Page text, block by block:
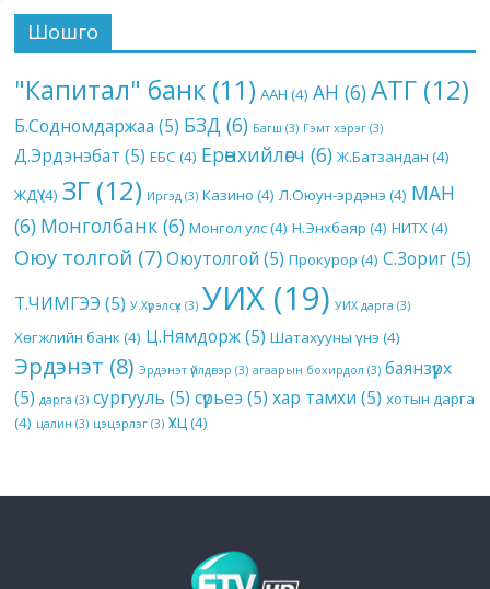
Шошго
"Капитал" банк (11) ААН (4) АН (6)АТГ (12)
Б.Содномдаржаа (5) БЗД (6) Багш (3) Гэмт хэрэг (3)
Д.Эрдэнэбат (5) ЕБС (4) Ерөнхийлөгч (6) Ж.Батзандан (4)
ЖДҮ(4) ЗГ (12) Иргэд (3) Казино (4) Л.Оюун-эрдэнэ (4) МАН
(6) Монголбанк (6) Монгол улс(4) Н.Энхбаяр (4) НИТХ(4)
Оюу толгой (7) Оюутолгой (5) Прокурор (4) С.Зориг(5)
Т.ЧИМГЭЭ (5) У.Хүрэлсүх (3) УИХ (19) УИХ дарга (3)
Хөгжлийн банк(4) Ц.Нямдорж(5) Шатахууны үнэ (4)
Эрдэнэт (8) Эрдэнэт үйлдвэр (3) агаарын бохирдол (3) баянзүрх
(5) дарга (3) сургууль (5) сүрьеэ (5) хар тамхи (5) хотын дарга
(4) цалин (3) цэцэрлэг (3) ҮХЦ(4)